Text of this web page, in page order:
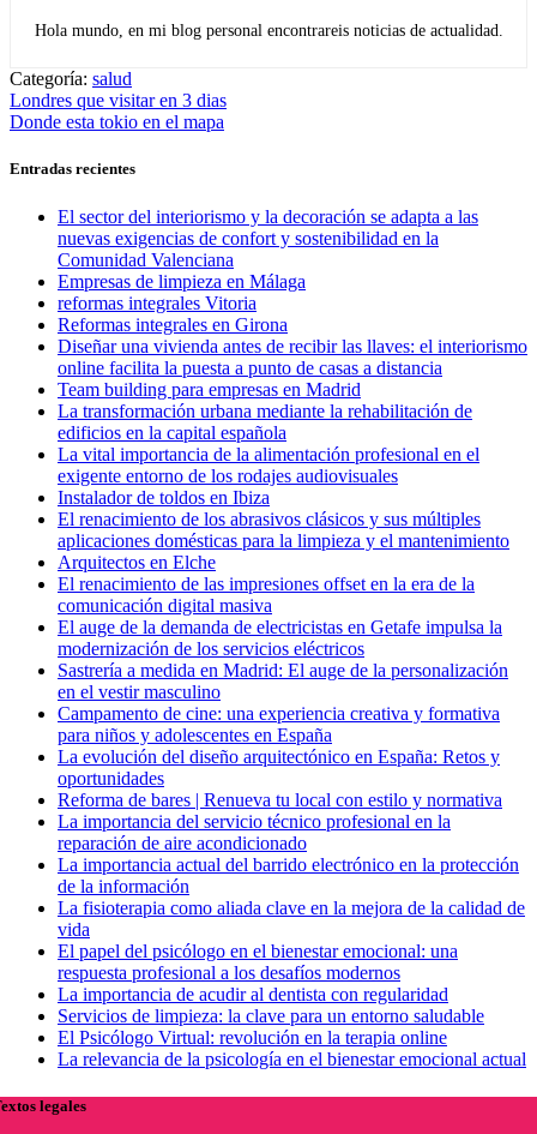
Hola mundo, en mi blog personal encontrareis noticias de actualidad.
Categoría: salud
Navegación
de
entradas
Entrada
anterior:
Londres que visitar en 3 dias
Entrada
Donde esta tokio en el mapa
Entradas recientes
El sector del interiorismo y la decoración se adapta a las
nuevas exigencias de confort y sostenibilidad en la
Comunidad Valenciana
Empresas de limpieza en Málaga
reformas integrales Vitoria
Reformas integrales en Girona
Diseñar una vivienda antes de recibir las llaves: el interiorismo
online facilita la puesta a punto de casas a distancia
Team building para empresas en Madrid
La transformación urbana mediante la rehabilitación de
edificios en la capital española
La vital importancia de la alimentación profesional en el
exigente entorno de los rodajes audiovisuales
Instalador de toldos en Ibiza
El renacimiento de los abrasivos clásicos y sus múltiples
aplicaciones domésticas para la limpieza y el mantenimiento
Arquitectos en Elche
El renacimiento de las impresiones offset en la era de la
comunicación digital masiva
El auge de la demanda de electricistas en Getafe impulsa la
modernización de los servicios eléctricos
Sastrería a medida en Madrid: El auge de la personalización
en el vestir masculino
Campamento de cine: una experiencia creativa y formativa
para niños y adolescentes en España
La evolución del diseño arquitectónico en España: Retos y
oportunidades
Reforma de bares | Renueva tu local con estilo y normativa
La importancia del servicio técnico profesional en la
reparación de aire acondicionado
La importancia actual del barrido electrónico en la protección
de la información
La fisioterapia como aliada clave en la mejora de la calidad de
vida
El papel del psicólogo en el bienestar emocional: una
respuesta profesional a los desafíos modernos
La importancia de acudir al dentista con regularidad
Servicios de limpieza: la clave para un entorno saludable
El Psicólogo Virtual: revolución en la terapia online
La relevancia de la psicología en el bienestar emocional actual
legales